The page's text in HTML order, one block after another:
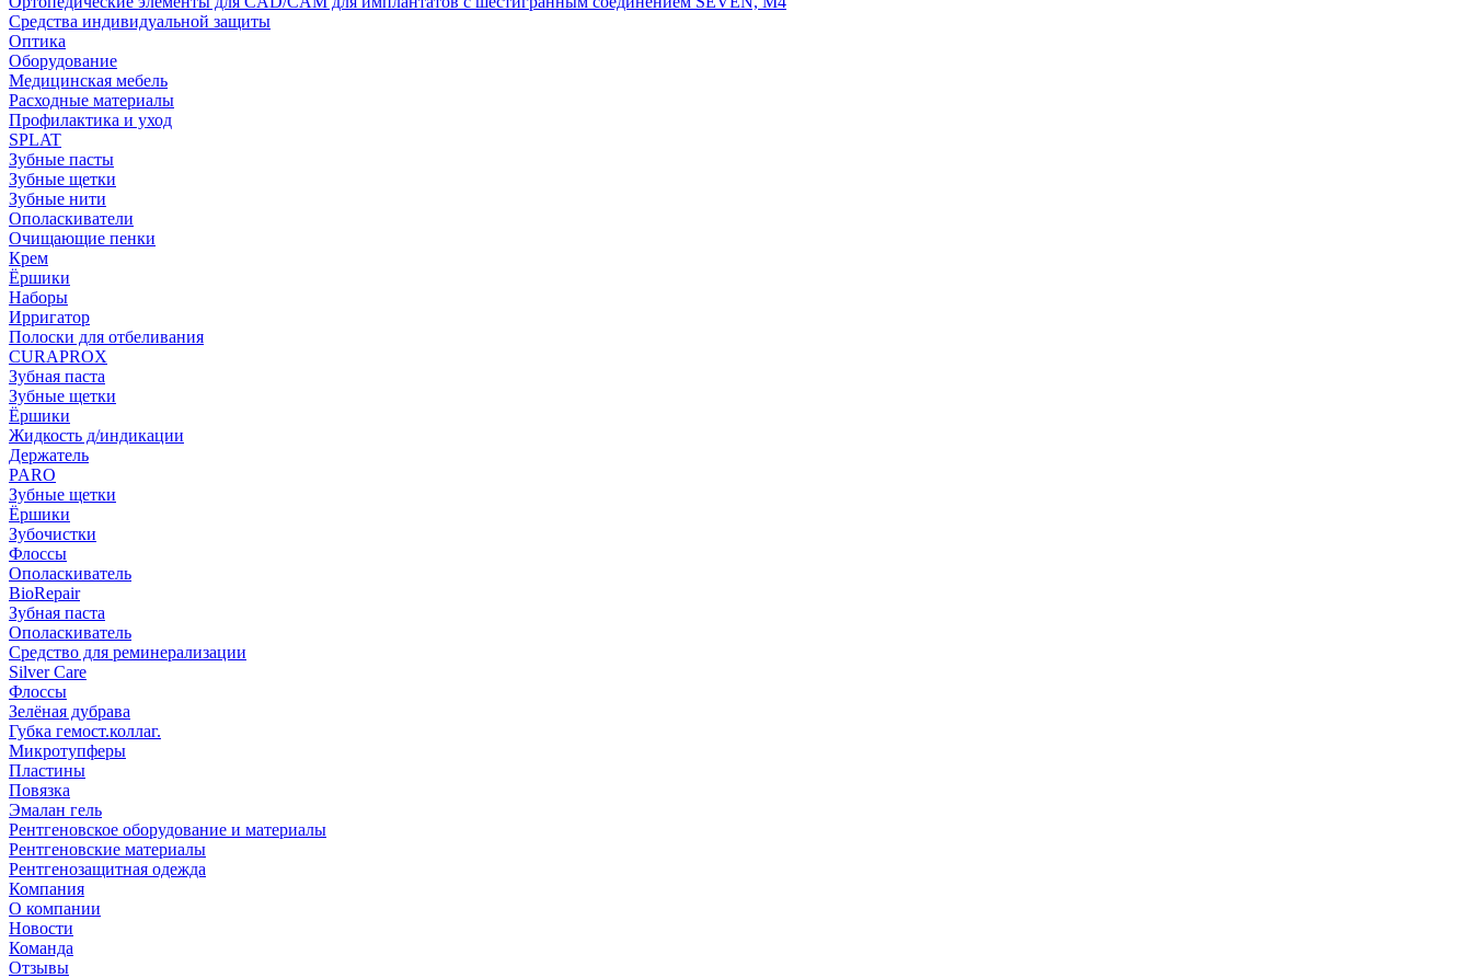
Средства индивидуальной защиты
Оптика
Оборудование
Медицинская мебель
Расходные материалы
Профилактика и уход
SPLAT
Зубные пасты
Зубные щетки
Зубные нити
Ополаскиватели
Очищающие пенки
Крем
Ёршики
Наборы
Ирригатор
Полоски для отбеливания
CURAPROX
Зубная паста
Зубные щетки
Ёршики
Жидкость д/индикации
Держатель
PARO
Зубные щетки
Ёршики
Зубочистки
Флоссы
Ополаскиватель
BioRepair
Зубная паста
Ополаскиватель
Средство для реминерализации
Silver Care
Флоссы
Зелёная дубрава
Губка гемост.коллаг.
Микротупферы
Пластины
Повязка
Эмалан гель
Рентгеновское оборудование и материалы
Рентгеновские материалы
Рентгенозащитная одежда
Компания
О компании
Новости
Команда
Отзывы